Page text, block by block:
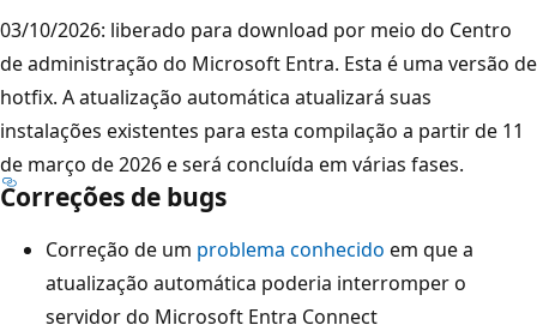
03/10/2026: liberado para download por meio do Centro
de administração do Microsoft Entra. Esta é uma versão de
hotfix. A atualização automática atualizará suas
instalações existentes para esta compilação a partir de 11
de março de 2026 e será concluída em várias fases.
Correções de bugs
Correção de um problema conhecido em que a
atualização automática poderia interromper o
servidor do Microsoft Entra Connect